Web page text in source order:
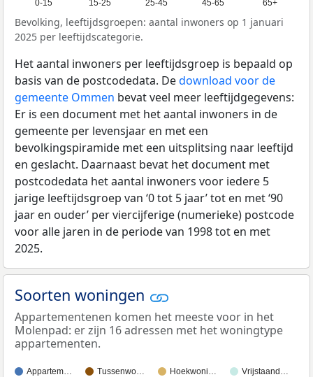
0-15 15-25 25-45 45-65 65+
Bevolking, leeftijdsgroepen: aantal inwoners op 1 januari
2025 per leeftijdscategorie.
Het aantal inwoners per leeftijdsgroep is bepaald op
basis van de postcodedata. Dedownload voor de
gemeente Ommen bevat veel meer leeftijdgegevens:
Er is een document met het aantal inwoners in de
gemeente per levensjaar en met een
bevolkingspiramide met een uitsplitsing naar leeftijd
en geslacht. Daarnaast bevat het document met
postcodedata het aantal inwoners voor iedere 5
jarige leeftijdsgroep van ‘0 tot 5 jaar’ tot en met ‘90
jaar en ouder’ per viercijferige (numerieke) postcode
voor alle jaren in de periode van 1998 tot en met
2025.
Soorten woningen
Appartementenen komen het meeste voor in het
Molenpad: er zijn 16 adressen met het woningtype
appartementen.
Appartem… Tussenwo… Hoekwoni… Vrijstaand…